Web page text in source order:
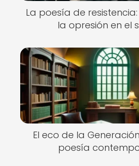
La poesía de
la opresión en el
El eco de la
poesía